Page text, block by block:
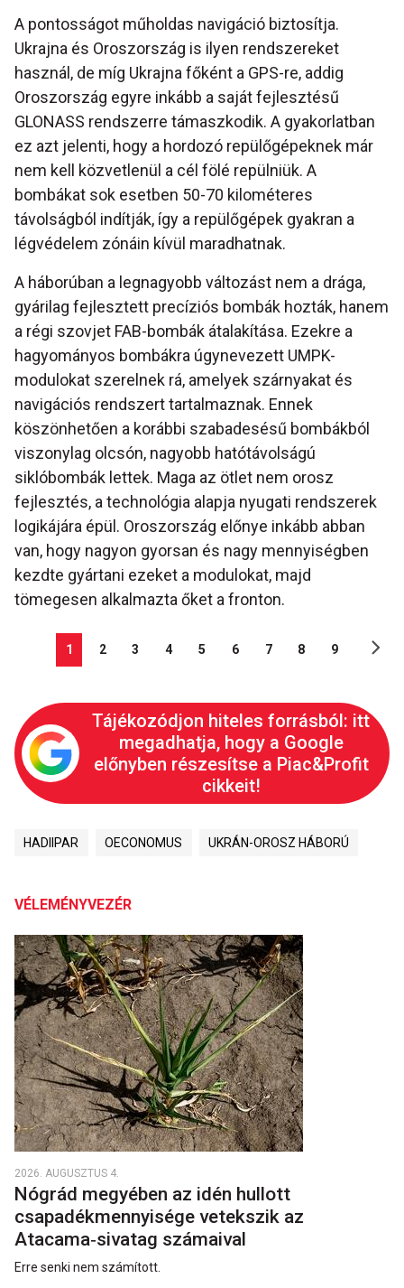
A pontosságot műholdas navigáció biztosítja.
Ukrajna és Oroszország is ilyen rendszereket
használ, de míg Ukrajna főként a GPS-re, addig
Oroszország egyre inkább a saját fejlesztésű
GLONASS rendszerre támaszkodik. A gyakorlatban
ez azt jelenti, hogy a hordozó repülőgépeknek már
nem kell közvetlenül a cél fölé repülniük. A
bombákat sok esetben 50-70 kilométeres
távolságból indítják, így a repülőgépek gyakran a
légvédelem zónáin kívül maradhatnak.
A háborúban a legnagyobb változást nem a drága,
gyárilag fejlesztett precíziós bombák hozták, hanem
a régi szovjet FAB-bombák átalakítása. Ezekre a
hagyományos bombákra úgynevezett UMPK-
modulokat szerelnek rá, amelyek szárnyakat és
navigációs rendszert tartalmaznak. Ennek
köszönhetően a korábbi szabadesésű bombákból
viszonylag olcsón, nagyobb hatótávolságú
siklóbombák lettek. Maga az ötlet nem orosz
fejlesztés, a technológia alapja nyugati rendszerek
logikájára épül. Oroszország előnye inkább abban
van, hogy nagyon gyorsan és nagy mennyiségben
kezdte gyártani ezeket a modulokat, majd
tömegesen alkalmazta őket a fronton.
1 2 3 4 5 6 7 8 9
Tájékozódjon hiteles forrásból: itt
megadhatja, hogy a Google
előnyben részesítse a Piac&Profit
cikkeit!
HADIIPAR OECONOMUS UKRÁN-OROSZ HÁBORÚ
VÉLEMÉNYVEZÉR
2026. AUGUSZTUS 4.
Nógrád megyében az idén hullott
csapadékmennyisége vetekszik az
Atacama‑sivatag számaival
Erre senki nem számított.